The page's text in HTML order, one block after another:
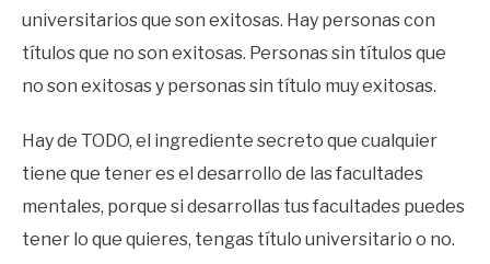
universitarios que son exitosas. Hay personas con
títulos que no son exitosas. Personas sin títulos que
no son exitosas y personas sin título muy exitosas.
Hay de TODO, el ingrediente secreto que cualquier
tiene que tener es el desarrollo de las facultades
mentales, porque si desarrollas tus facultades puedes
tener lo que quieres, tengas título universitario o no.